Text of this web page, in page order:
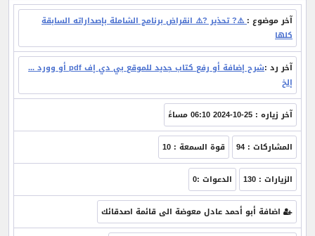
آخر موضوع :⚠️? تحذير ?⚠️ انقراض برنامج الشاملة بإصداراته السابقة
كلها
آخر رد :
شرح إضافة أو رفع كتاب جديد للموقع بي دي إف pdf أو وورد ...
إلخ
آخر زياره : 25-10-2024 06:10 مساءً
المشاركات : 94 قوة السمعة : 10
الزيارات : 130 الدعوات :0
اضافة أبو أحمد عادل معوضة الى قائمة اصدقائك